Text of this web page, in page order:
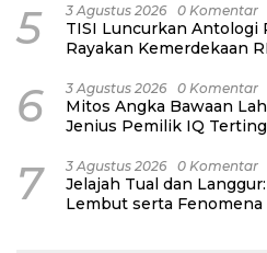
5 3 Agustus 2026 0 Komentar
TISI Luncurkan Antologi
Rayakan Kemerdekaan
6 3 Agustus 2026 0 Komentar
Mitos Angka Bawaan
Jenius Pemilik IQ
7 3 Agustus 2026 0 Komentar
Jelajah Tual dan
Lembut serta